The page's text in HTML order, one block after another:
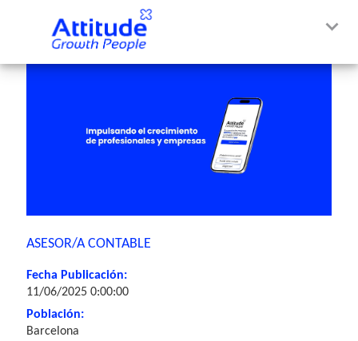
ASESOR/A CONTABLE
Fecha Publicación:
11/06/2025 0:00:00
Población:
Barcelona